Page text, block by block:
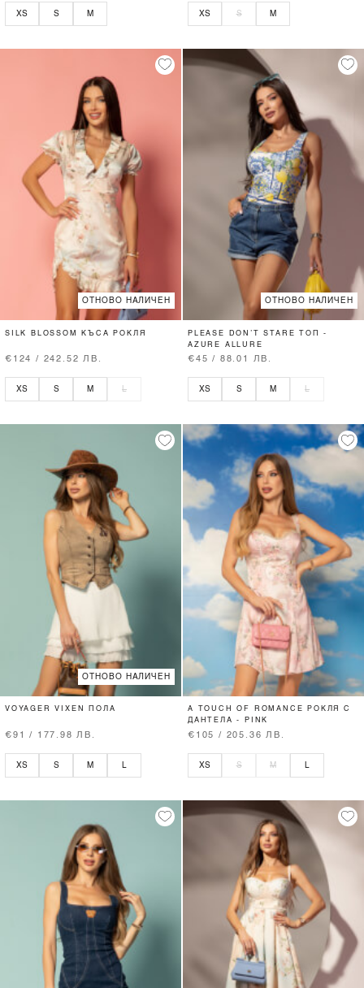
XS S M XS S M
ОТНОВО НАЛИЧЕН
SILK BLOSSOM КЪСА РОКЛЯ
€124 / 242.52 ЛВ.
XS S M L
ОТНОВО НАЛИЧЕН
PLEASE DON’T STARE ТОП -
AZURE ALLURE
€45 / 88.01 ЛВ.
XS S M L
ОТНОВО НАЛИЧЕН
VOYAGER VIXEN ПОЛА
€91 / 177.98 ЛВ.
XS S M
A TOUCH OF ROMANCE РОКЛЯ С
ДАНТЕЛА - PINK
€105 / 205.36 ЛВ.
XS S M